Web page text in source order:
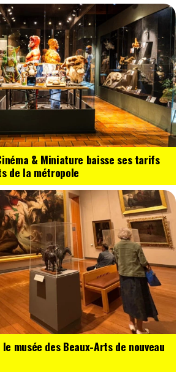
& Miniature baisse ses tarifs
de la métropole
musée des Beaux-Arts de nouveau